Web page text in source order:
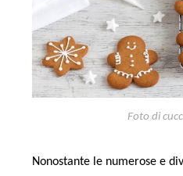
Foto di
Nonostante le numerose e